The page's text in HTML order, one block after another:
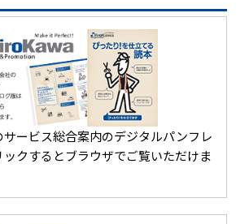
サービス総合案内のデジタルパンフレ
ックするとブラウザでご覧いただけま